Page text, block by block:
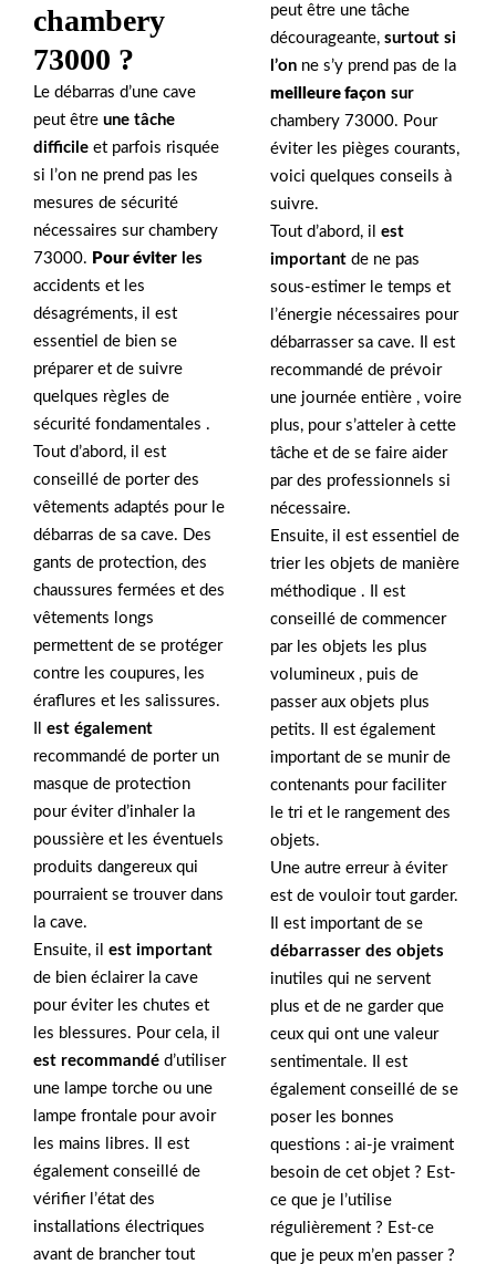
chambery
73000 ?
Le débarras d’une cave
peut être une tâche
difficile et parfois risquée
si l’on ne prend pas les
mesures de sécurité
nécessaires sur chambery
73000. Pour éviter les
accidents et les
désagréments, il est
essentiel de bien se
préparer et de suivre
quelques règles de
sécurité fondamentales .
Tout d’abord, il est
conseillé de porter des
vêtements adaptés pour le
débarras de sa cave. Des
gants de protection, des
chaussures fermées et des
vêtements longs
permettent de se protéger
contre les coupures, les
éraflures et les salissures.
est également
recommandé de porter un
masque de protection
pour éviter d’inhaler la
poussière et les éventuels
produits dangereux qui
pourraient se trouver dans
la cave.
Ensuite, il est important
de bien éclairer la cave
pour éviter les chutes et
les blessures. Pour cela, il
est recommandé d’utiliser
une lampe torche ou une
lampe frontale pour avoir
les mains libres. Il est
également conseillé de
vérifier l’état des
installations électriques
avant de brancher tout
peut être une tâche
décourageante, surtout si
l’on ne s’y prend pas de la
meilleure façon sur
chambery 73000. Pour
éviter les pièges courants,
voici quelques conseils à
suivre.
Tout d’abord, il est
important de ne pas
sous-estimer le temps et
l’énergie nécessaires pour
débarrasser sa cave. Il est
recommandé de prévoir
une journée entière , voire
plus, pour s’atteler à cette
tâche et de se faire aider
par des professionnels si
nécessaire.
Ensuite, il est essentiel de
trier les objets de manière
méthodique . Il est
conseillé de commencer
par les objets les plus
volumineux , puis de
passer aux objets plus
petits. Il est également
important de se munir de
contenants pour faciliter
le tri et le rangement des
objets.
Une autre erreur à éviter
est de vouloir tout garder.
Il est important de se
débarrasser des objets
inutiles qui ne servent
plus et de ne garder que
ceux qui ont une valeur
sentimentale. Il est
également conseillé de se
poser les bonnes
questions : ai-je vraiment
besoin de cet objet ? Est-
ce que je l’utilise
régulièrement ? Est-ce
que je peux m’en passer ?